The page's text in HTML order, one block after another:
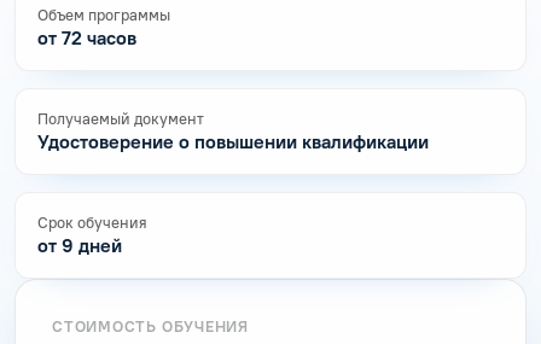
Объем программы
от 72 часов
Получаемый документ
Удостоверение о повышении квалификации
Срок обучения
от 9 дней
СТОИМОСТЬ ОБУЧЕНИЯ